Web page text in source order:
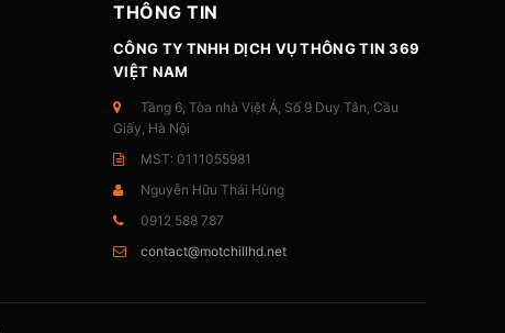
THÔNG TIN
CÔNG TY TNHH DỊCH VỤ THÔNG TIN 369
VIỆT NAM
Tầng 6, Tòa nhà Việt Á, Số 9 Duy Tân, Cầu
Giấy, Hà Nội
MST: 0111055981
Nguyễn Hữu Thái Hùng
0912 588 787
contact@motchillhd.net